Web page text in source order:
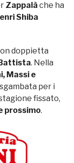
Zappalà che ha
Shiba
doppietta
. Nella
Massi e
per i
fissato,
prossimo.